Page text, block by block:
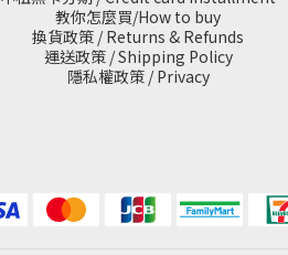
教你怎麼買/How to buy
換貨政策 / Returns & Refunds
運送政策 / Shipping Policy
隱私權政策 / Privacy